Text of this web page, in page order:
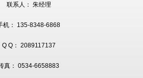
联系人： 朱经理
机： 135-8348-6868
Q Q： 2089117137
真： 0534-6658883